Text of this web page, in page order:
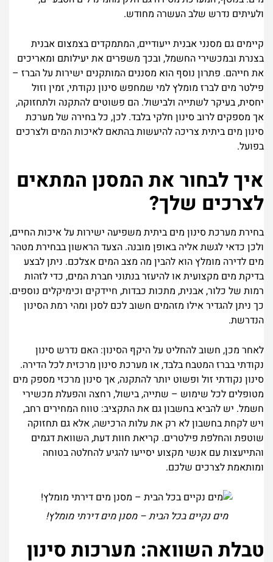
ולעיתים נדרש שלב העשרה מחודש.
קיימים גם מסנני אבנית ייעודיים, המתמקדים בצמצום אבנית
בצנרת ובמכשירי החשמל, ובכך משפרים את יעילותם ומאריכים
את חייהם. פתרון נוסף הוא מסננים המותקנים ישירות על הברז –
פילטר מים לברז מומלץ למי שמחפש סינון נקודתי, זמין וזול
יחסית, בעיקר לשתייה ולבישול. הם פשוטים להתקנה ולתחזוקה,
אך מספקים לרוב סינון חלקי בלבד. לכן, כל בחירה של מערכת
סינון מים ביתית צריכה להיעשות בהתאם לאיכות המים ולצרכים
בפועל.
איך לבחור את המסנן המתאים
לצרכים שלך?
בחירת מערכת סינון מים ביתית משפיעה ישירות על איכות החיים,
ולכן כדאי לגשת אליה באופן מובנה. הצעד הראשון בבחירת מטהר
מים לדירה מומלץ הוא להבין מה מצב המים אצלכם. ניתן לבצע
בדיקת מים מקצועית או להיעזר בנתוני חברת המים, כדי לזהות
רמות של כלור, אבנית, מתכות כבדות, חיידקים וכימיקלים נוספים.
כך ניתן להגדיר אילו מזהמים חשוב לכם לסנן ומהי רמת הסינון
הנדרשת.
לאחר מכן, חשוב להחליט על היקף הסינון: האם נדרש סינון
נקודתי בברז המטבח בלבד, או מערכת סינון מרכזית לכל הדירה.
סינון נקודתי זול ופשוט יותר להתקנה, אך סינון מרכזי מספק מים
מטופלים לכל שימוש – שתייה, בישול, רחצה והפעלת מכשירי
חשמל. יש להביא בחשבון גם את התקציב: טווח המחירים רחב,
ויש לקחת בחשבון לא רק את עלות הרכישה, אלא גם תחזוקה
שוטפת והחלפת פילטרים. קריאת חוות דעת, השוואת דגמים
והתייעצות עם אנשי מקצוע יסייעו להגיע להחלטה בטוחה
ומותאמת לצרכים שלכם.
מים נקיים בכל הבית – מסנן מים דירתי מומלץ!
טבלת השוואה: מערכות סינון